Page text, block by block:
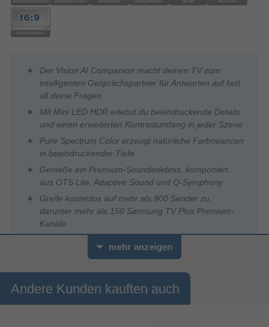
Der Vision AI Companion macht deinen TV zum
intelligenten Gesprächspartner für Antworten auf fast
all deine Fragen
Mit Mini LED HDR erlebst du beeindruckende Details
und einen erweiterten Kontrastumfang in jeder Szene
Pure Spectrum Color erzeugt natürliche Farbnuancen
in beeindruckender Tiefe
Genieße ein Premium-Sounderlebnis, komponiert
aus OTS Lite, Adaptive Sound und Q-Symphony
Greife kostenlos auf mehr als 900 Sender zu,
darunter mehr als 150 Samsung TV Plus Premium-
Kanäle
mehr anzeigen
Andere Kunden kauften auch